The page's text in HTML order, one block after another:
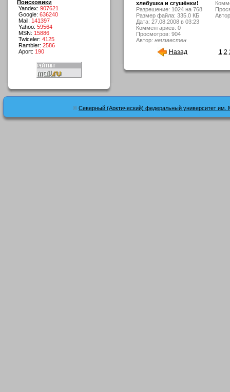
Поисковики
Yandex: 907621
Google: 636240
Mail: 141397
Yahoo: 59564
MSN: 15886
Twiceler: 4125
Rambler: 2586
Aport: 190
хлебушка и сгушёнки!
Разрешение: 1024 на 768
Размер файла: 335.0 КБ
Дата: 27.08.2008 в 03:23
Комментариев: 0
Просмотров: 904
Автор: неизвестен
Назад 1 2
© Северный (Арктический) федеральный университет